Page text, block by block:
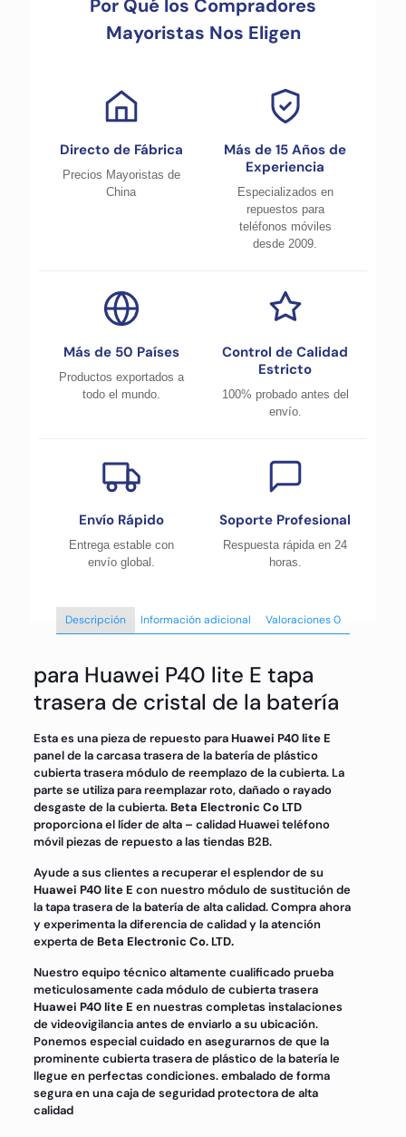
Por Qué los Compradores
Mayoristas Nos Eligen
Directo de Fábrica
Precios Mayoristas de
China
Más de 15 Años de
Experiencia
Especializados en
repuestos para
teléfonos móviles
desde 2009.
Más de 50 Países
Productos exportados a
todo el mundo.
Control de Calidad
Estricto
100% probado antes del
envío.
Envío Rápido
Entrega estable con
envío global.
Soporte Profesional
Respuesta rápida en 24
horas.
Descripción Información adicional Valoraciones0
para Huawei P40 lite E tapa
trasera de cristal de la batería
Esta es una pieza de repuesto paraHuawei P40 lite E
panel de la carcasa trasera de la batería de plástico
cubierta trasera módulo de reemplazo de la cubierta. La
parte se utiliza para reemplazar roto, dañado o rayado
desgaste de la cubierta.Beta Electronic Co LTD
proporciona el líder de alta – calidad Huawei teléfono
móvil piezas de repuesto a las tiendas B2B.
Ayude a sus clientes a recuperar el esplendor de su
Huawei P40 lite E con nuestro módulo de sustitución de
la tapa trasera de la batería de alta calidad. Compra ahora
y experimenta la diferencia de calidad y la atención
experta deBeta Electronic Co. LTD.
Nuestro equipo técnico altamente cualificado prueba
meticulosamente cada módulo de cubierta trasera
Huawei P40 lite E en nuestras completas instalaciones
de videovigilancia antes de enviarlo a su ubicación.
Ponemos especial cuidado en asegurarnos de que la
prominente cubierta trasera de plástico de la batería le
llegue en perfectas condiciones. embalado de forma
segura en una caja de seguridad protectora de alta
calidad